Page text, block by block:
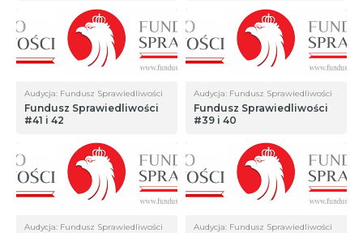
Audycja: Fundusz Sprawiedliwości
Fundusz Sprawiedliwości
#41 i 42
Audycja: Fundusz Sprawiedliwości
Fundusz Sprawiedliwości
#39 i 40
Audycja: Fundusz Sprawiedliwości Audycja: Fundusz Sprawiedliwości